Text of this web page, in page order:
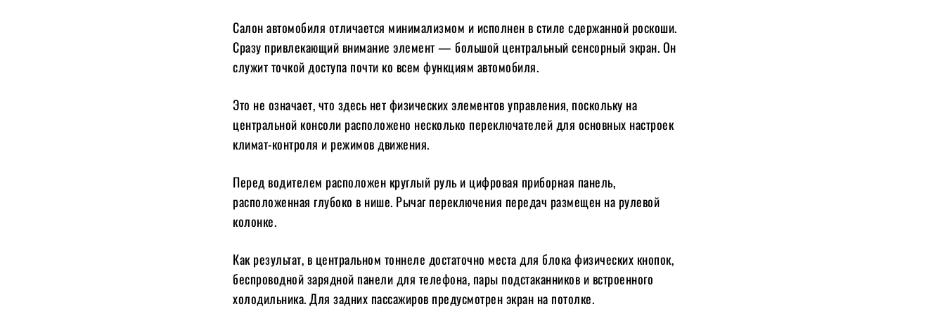
Салон автомобиля отличается минимализмом и исполнен в стиле сдержанной роскоши.
Сразу привлекающий внимание элемент — большой центральный сенсорный экран. Он
служит точкой доступа почти ко всем функциям автомобиля.
Это не означает, что здесь нет физических элементов управления, поскольку на
центральной консоли расположено несколько переключателей для основных настроек
климат-контроля и режимов движения.
Перед водителем расположен круглый руль и цифровая приборная панель,
расположенная глубоко в нише. Рычаг переключения передач размещен на рулевой
колонке.
Как результат, в центральном тоннеле достаточно места для блока физических кнопок,
беспроводной зарядной панели для телефона, пары подстаканников и встроенного
холодильника. Для задних пассажиров предусмотрен экран на потолке.